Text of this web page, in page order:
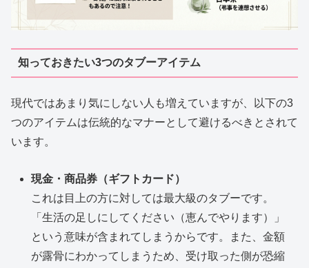
知っておきたい3つのタブーアイテム
現代ではあまり気にしない人も増えていますが、以下の3
つのアイテムは伝統的なマナーとして避けるべきとされて
います。
現金・商品券（ギフトカード）
これは目上の方に対しては最大級のタブーです。
「生活の足しにしてください（恵んでやります）」
という意味が含まれてしまうからです。また、金額
が露骨にわかってしまうため、受け取った側が恐縮